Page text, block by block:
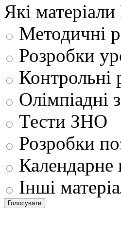
Які
Методичні
Розробки
Контрольні
Олімпіадні
Тести ЗНО
Розробки
Календарне
Інші